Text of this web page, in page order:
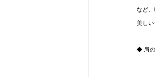
など、
美し
◆ 肩の